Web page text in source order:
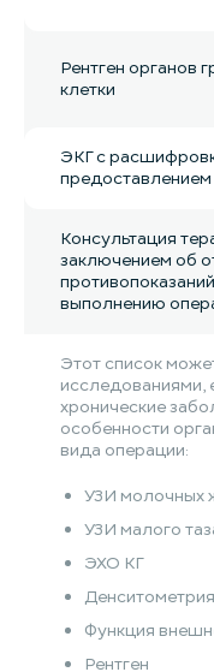
Рентген органов
клетки
ЭКГ с
Консультация
заключением об
выполнению
Этот список
исследованиями,
хронические
особенности
вида операции:
УЗИ молочных
УЗИ малого
ЭХО КГ
Денситометрия
Функция
Рентген